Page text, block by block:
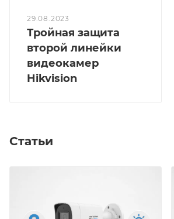
29.08.2023
Тройная защита
второй линейки
видеокамер
Hikvision
Статьи